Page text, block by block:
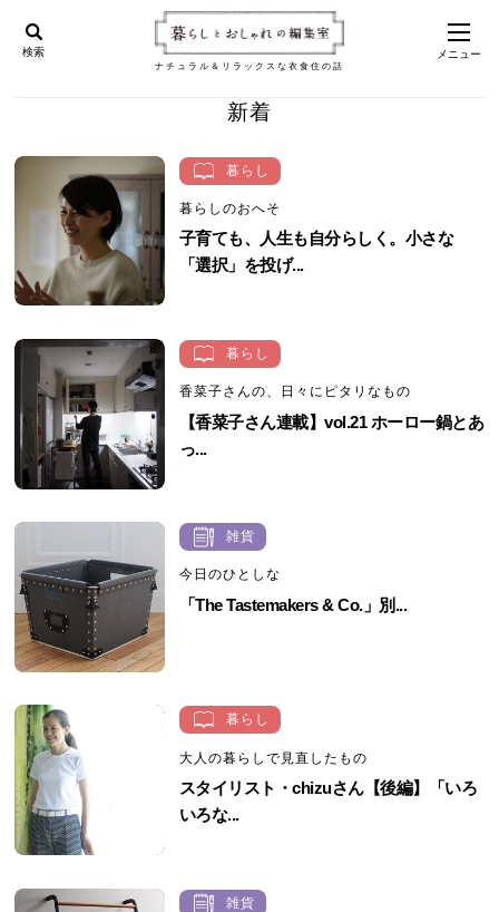
ナチュラル＆リラックスな衣食住の話
検索 メニュー
新着
暮らし
暮らしのおへそ
子育ても、人生も自分らしく。小さな
「選択」を投げ...
暮らし
香菜子さんの、日々にピタリなもの
【香菜子さん連載】vol.21 ホーロー鍋とあ
っ...
雑貨
今日のひとしな
「The Tastemakers & Co.」別...
暮らし
大人の暮らしで見直したもの
スタイリスト・chizuさん【後編】「いろ
いろな...
雑貨